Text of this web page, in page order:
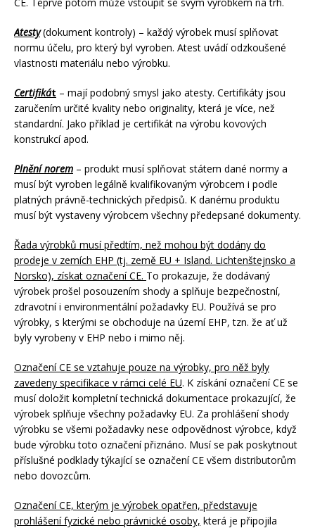
Atesty(dokument kontroly) – každý výrobek musí splňovat
normu účelu, pro který byl vyroben. Atest uvádí odzkoušené
vlastnosti materiálu nebo výrobku.
Certifikát – mají podobný smysl jako atesty. Certifikáty jsou
zaručením určité kvality nebo originality, která je více, než
standardní. Jako příklad je certifikát na výrobu kovových
konstrukcí apod.
Plnění norem – produkt musí splňovat státem dané normy a
musí být vyroben legálně kvalifikovaným výrobcem i podle
platných právně-technických předpisů. K danému produktu
musí být vystaveny výrobcem všechny předepsané dokumenty.
Řada výrobků musí předtím, než mohou být dodány do
prodeje v zemích EHP (tj. země EU + Island. Lichtenštejnsko a
Norsko), získat označení CE. To prokazuje, že dodávaný
výrobek prošel posouzením shody a splňuje bezpečnostní,
zdravotní i environmentální požadavky EU. Používá se pro
výrobky, s kterými se obchoduje na území EHP, tzn. že ať už
byly vyrobeny v EHP nebo i mimo něj.
Označení CE se vztahuje pouze na výrobky, pro něž byly
zavedeny specifikace v rámci celé EU. K získání označení CE se
musí doložit kompletní technická dokumentace prokazující, že
výrobek splňuje všechny požadavky EU. Za prohlášení shody
výrobku se všemi požadavky nese odpovědnost výrobce, když
bude výrobku toto označení přiznáno. Musí se pak poskytnout
příslušné podklady týkající se označení CE všem distributorům
nebo dovozcům.
Označení CE, kterým je výrobek opatřen, představuje
prohlášení fyzické nebo právnické osoby, která je připojila